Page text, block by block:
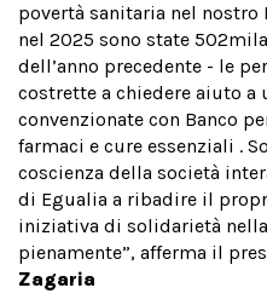
povertà sanitaria nel nostro
nel 2025 sono state
dell’anno precedente - le
costrette a chiedere aiuto a
convenzionate con Banco
farmaci e cure essenziali .
coscienza della società
di Egualia a ribadire il
iniziativa di solidarietà
pienamente”, afferma il
Zagaria